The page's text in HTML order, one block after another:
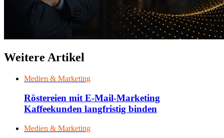
Weitere Artikel
Medien & Marketing
Röstereien mit E-Mail-Marketing
Kaffeekunden langfristig binden
Medien & Marketing